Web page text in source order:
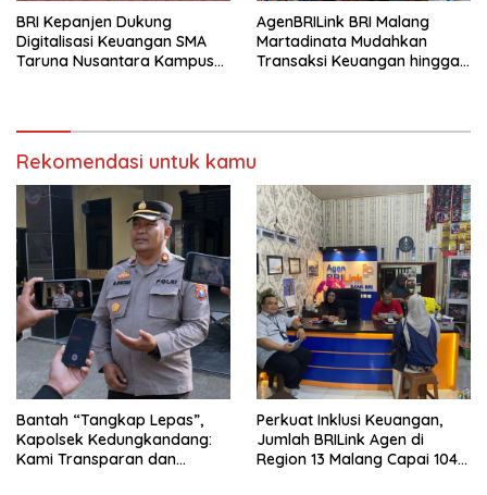
BRI Kepanjen Dukung
Digitalisasi Keuangan SMA
Taruna Nusantara Kampus
AgenBRILink BRI Malang
Martadinata Mudahkan
Transaksi Keuangan hingga
Rekomendasi untuk kamu
Bantah “Tangkap Lepas”,
Kapolsek Kedungkandang:
Kami Transparan dan
Perkuat Inklusi Keuangan,
Jumlah BRILink Agen di
Region 13 Malang Capai 104